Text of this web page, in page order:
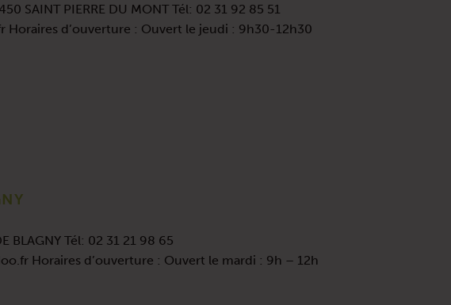
SAINT PIERRE DU MONT Tél: 02 31 92 85 51
Horaires d’ouverture : Ouvert le jeudi : 9h30-12h30
BLAGNY Tél: 02 31 21 98 65
Horaires d’ouverture : Ouvert le mardi : 9h – 12h